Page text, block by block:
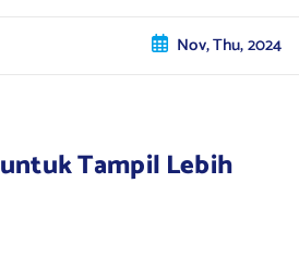
Nov, Thu, 2024
Tampil Lebih